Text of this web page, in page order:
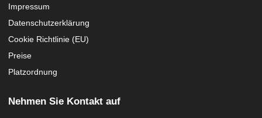
Impressum
Datenschutzerklärung
Cookie Richtlinie (EU)
Preise
Platzordnung
Nehmen Sie Kontakt auf